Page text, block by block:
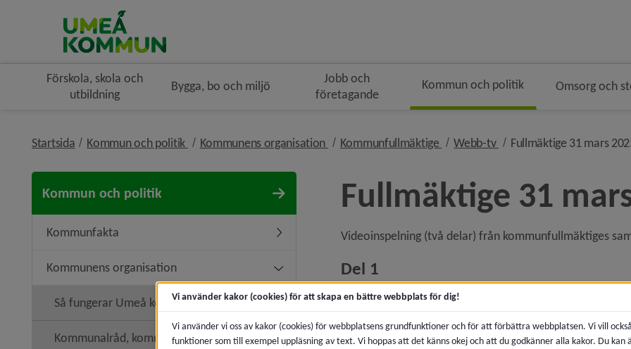
Förskola, skola och
utbildning
Bygga, bo och miljö
Jobb och
företagande
Kommun och politik Omsorg och
Startsida Kommun och politik nivå i brödsmulenavigeringen
Kommunens organisation nivå i brödsmulenavigeringen
Kommunfullmäktige nivå i brödsmulenavigeringen
Webb-tv nivå i
Fullmäktige 31 mars
Kommun och politik
Kommunfakta Undermeny för Kommunfakta
Kommunens organisation Undermeny för Kommunens organisation
Så fungerar Umeå kommun
Kommunalråd, kommunledning
Fullmäktige 31
Videoinspelning (två delar) från kommunfullmäktiges
Del 1
Vi använder kakor (cookies) för att skapa en bättre webbplats för dig!
Vi använder vi oss av kakor (cookies) för webbplatsens grundfunktioner och för att förbättra webbplatsen. Vi vill
funktioner som till exempel uppläsning av text. Vi hoppas att det känns okej och att du godkänner alla kakor. Du kan